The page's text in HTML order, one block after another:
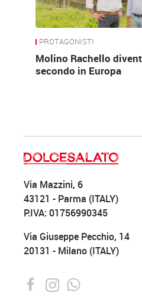
PROTAGONISTI
Molino Rachello
secondo in Europa
Via Mazzini, 6
43121 - Parma (ITALY)
P.IVA: 01756990345
Via Giuseppe Pecchio, 14
20131 - Milano (ITALY)